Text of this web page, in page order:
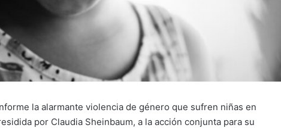
la alarmante violencia de género que sufren niñas en
por Claudia Sheinbaum, a la acción conjunta para su